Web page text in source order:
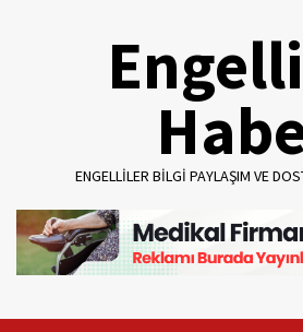
ENGELLILER BILGI PAYLAŞIM VE